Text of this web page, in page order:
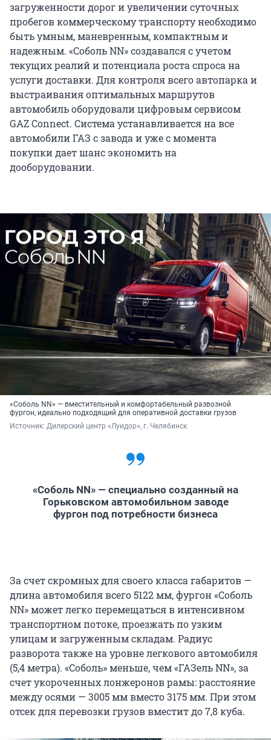
загруженности дорог и увеличении суточных
пробегов коммерческому транспорту необходимо
быть умным, маневренным, компактным и
надежным. «Соболь NN» создавался с учетом
текущих реалий и потенциала роста спроса на
услуги доставки. Для контроля всего автопарка и
выстраивания оптимальных маршрутов
автомобиль оборудовали цифровым сервисом
GAZ Connect. Cистема устанавливается на все
автомобили ГАЗ с завода и уже с момента
покупки дает шанс экономить на
дооборудовании.
«Соболь NN» — вместительный и комфортабельный развозной
фургон, идеально подходящий для оперативной доставки грузов
Источник: Дилерский центр «Луидор», г. Челябинск
«Соболь NN» — специально созданный на
Горьковском автомобильном заводе
фургон под потребности бизнеса
За счет скромных для своего класса габаритов —
длина автомобиля всего 5122 мм, фургон «Соболь
NN» может легко перемещаться в интенсивном
транспортном потоке, проезжать по узким
улицам и загруженным складам. Радиус
разворота также на уровне легкового автомобиля
(5,4 метра). «Соболь» меньше, чем «ГАЗель NN», за
счет укороченных лонжеронов рамы: расстояние
между осями — 3005 мм вместо 3175 мм. При этом
отсек для перевозки грузов вместит до 7,8 куба.